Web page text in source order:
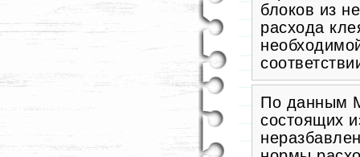
блоков из
расхода
По данным
состоящих